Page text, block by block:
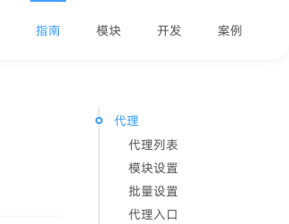
指南 模块 开发 案例
代理
代理列表
模块设置
批量设置
代理入口